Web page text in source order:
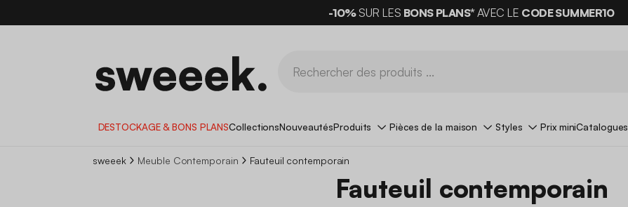
-10%SUR LES BONS PLANS*AVEC LE CODE SUMMER10
DESTOCKAGE & BONS PLANSCollectionsNouveautésProduits Pièces de la maison Styles Prix miniCatalogues
sweeek Meuble Contemporain Fauteuil contemporain
Fauteuil contemporain